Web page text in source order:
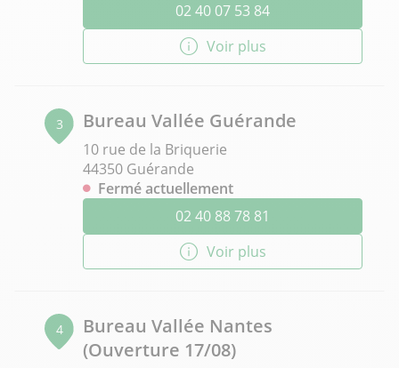
02 40 07 53 84
Voir plus
3 Bureau Vallée Guérande
10 rue de la Briquerie
44350 Guérande
Fermé actuellement
02 40 88 78 81
Voir plus
4
Bureau Vallée Nantes
(Ouverture 17/08)